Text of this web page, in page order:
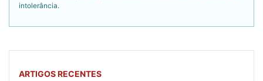
intolerância.
ARTIGOS RECENTES